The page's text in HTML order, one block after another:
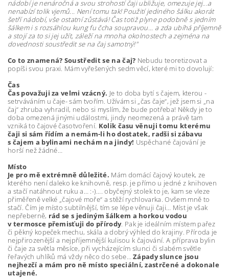
nádobí je nenáročná a svou strohostí čaji ubližuje, omezuje jej...a
nenabízí tolik vjemů... Není tomu tak! Použití jediného šálku akorát
šetří nádobí, vše ostatní zůstává! Čas totiž plyne podobně s jedním
šálkem i s rozsáhlou kung fu čcha soupravou... a zda ubíhá příjemně
a stojí za to si jej užít, záleží na mnoha okolnostech a zejména na
dovednosti soustředit se na čaj samotný!"
Co to znamená? Soustředit se na čaj? Nebudu teoretizovat a
popíši svou praxi. Mám vyřešených sedm věcí, které mi to dovolují:
Čas
Čas považuji za velmi vzácný. Je to doba bytí s čajem, kterou -
setrváváním u čaje- sám tvořím. Užívám si „čas čaje“, jež jsem si „na
čaj“ zhruba vyhradil, nebo si myslím, že bude potřeba! Někdy je to
doba omezená jinými událostmi, jindy neomezená a právě tam
vzniká to čajové časotvoření. Kolik času věnuji tomu kterému
čaji si sám řídím a nemám-li ho dostatek, radši si zábavu
s čajem a bylinami nechám na jindy! Uspěchané čajování je
horší než žádné…
Místo
Je pro mě extrémně důležité. Mám domácí čajový koutek, ze
kterého není daleko ke knihovně, resp. je přímo u jedné z knihoven
a stačí natáhnout ruku a… :-)…. obyčejný stolek to je, kam se vleze
přiměřeně velké „čajové moře“ a stěží rychlovarka. Ovšem mně to
stačí. Čím je místo subtilnější, tím se lépe věnuji čaji… Míst je však
nepřeberně, rád se s jediným šálkem a horkou vodou
v termosce přemisťuji do přírody. Pak je ideálním místem pařez
či pěkný kopeček mechu, skála a dobrý výhled do krajiny. Příroda je
nejpřirozenější a nejpříjemnější kulisou k čajování. A příprava bylin
či čaje za světla měsíce, při vycházejícím slunci či slabém světle
řeřavých uhlíků má vždy něco do sebe…
Západy slunce jsou
nejhezčí a mám pro ně místo speciální, zastrčené a dokonale
utajené.